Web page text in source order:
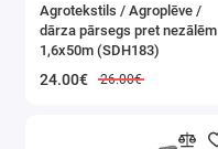
Agrotekstils / Agroplēve /
dārza pārsegs pret nezālēm
1,6x50m (SDH183)
24.00€ 26.00€